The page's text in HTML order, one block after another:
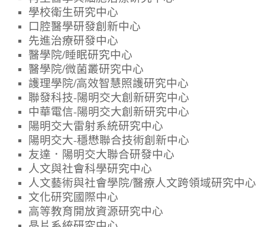
學校衛生研究中心
口腔醫學研發創新中心
先進治療研發中心
醫學院/睡眠研究中心
醫學院/微菌叢研究中心
護理學院/高效智慧照護研究中心
聯發科技-陽明交大創新研究中心
中華電信-陽明交大創新研究中心
陽明交大雷射系統研究中心
陽明交大-穩懋聯合技術創新中心
友達．陽明交大聯合研發中心
人文與社會科學研究中心
人文藝術與社會學院/醫療人文跨領域研究中心
文化研究國際中心
高等教育開放資源研究中心